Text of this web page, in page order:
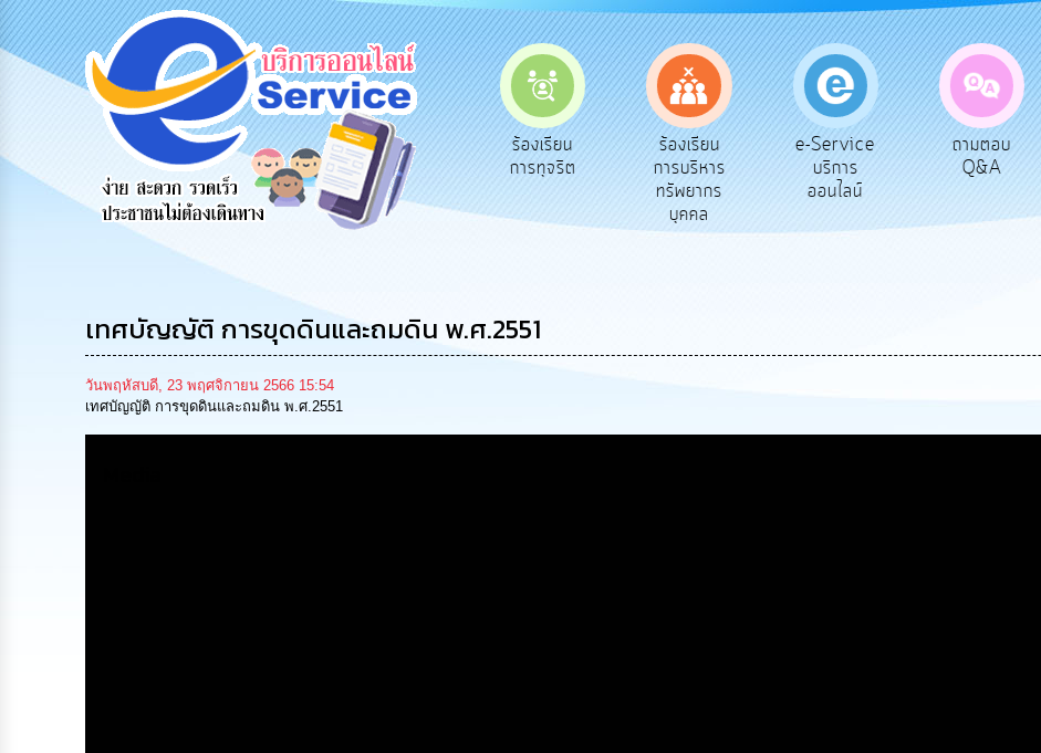
รับฟังความ
คิดเห็น
ประชาชน
ร้องเรียน
ร้องทุกข์
ร้องเรียน
การทุจริต
ร้องเรียน
การบริหาร
ทรัพยากร
บุคคล
e-Service
บริการ
ออนไลน์
ถามตอบ
Q&A
สำรวจความ
พึงพอใจ
เทศบัญญัติ การขุดดินและถมดิน พ.ศ.2551
วันพฤหัสบดี, 23 พฤศจิกายน 2566 15:54
เทศบัญญัติ การขุดดินและถมดิน พ.ศ.2551